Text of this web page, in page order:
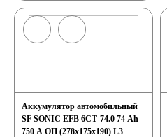
Аккумулятор автомобильный
SF SONIC EFB 6СТ-74.0 74 Ah
750 A ОП (278x175x190) L3